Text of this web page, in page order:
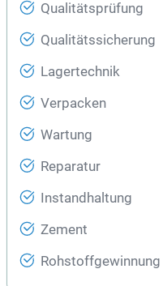
Qualitätsprüfung
Qualitätssicherung
Lagertechnik
Verpacken
Wartung
Reparatur
Instandhaltung
Zement
Rohstoffgewinnung